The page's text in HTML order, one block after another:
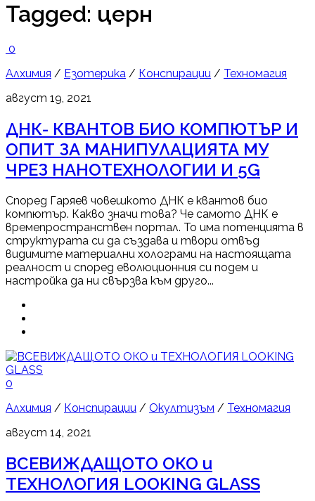
Tagged: церн
0
Алхимия / Езотерика / Конспирации / Техномагия
август 19, 2021
ДНК- КВАНТОВ БИО КОМПЮТЪР И
ОПИТ ЗА МАНИПУЛАЦИЯТА МУ
ЧРЕЗ НАНОТЕХНОЛОГИИ И 5G
Според Гаряев човешкото ДНК е квантов био
компютър. Какво значи това? Че самото ДНК е
времепространствен портал. То има потенцията в
структурата си да създава и твори отвъд
видимите материални холограми на настоящата
реалност и според еволюционния си подем и
настройка да ни свързва към друго...
0
Алхимия / Конспирации / Окултизъм / Техномагия
август 14, 2021
ВСЕВИЖДАЩОТО ОКО и
ТЕХНОЛОГИЯ LOOKING GLASS